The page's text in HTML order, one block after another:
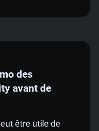
des
avant de
être utile de